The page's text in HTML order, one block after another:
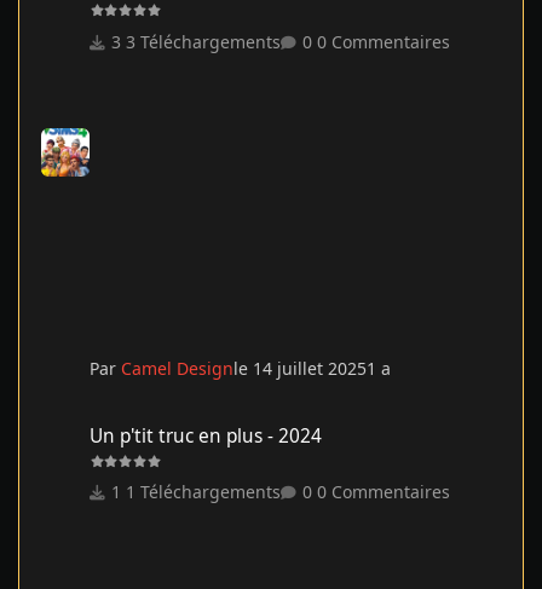
3 Téléchargements 0 Commentaires
Par Camel Designle 14 juillet 20251 a
Un p'tit truc en plus - 2024
1 Téléchargements 0 Commentaires